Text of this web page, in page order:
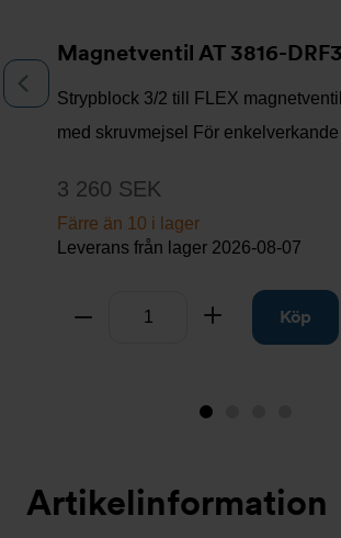
Magnetventil AT 3816-
Strypblock 3/2 till FLEX
med skruvmejsel För
3 260 SEK
Färre än 10 i lager
Leverans från lager 2026-08-07
Ta bort Lägg tillKöp
Bild
nu)
Artikelinformation